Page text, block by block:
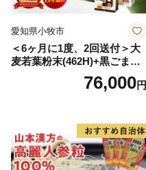
愛知県小牧市
＜6ヶ月に1度、2回送付＞大
麦若葉粉末(462H)+黒ごま黒
豆きな粉+ 糖流茶 山本漢
76,000円